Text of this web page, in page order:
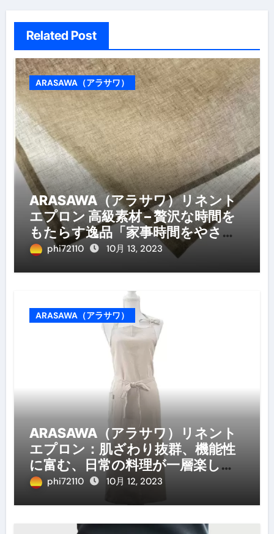
Related Post
ARASAWA（アラサワ）
ARASAWA（アラサワ）リネント
エプロン 高級素材 – 贅沢な時間を
もたらす逸品「家事時間をやさし
さで包み込む」
phi72110 10月 13, 2023
ARASAWA（アラサワ）
ARASAWA（アラサワ）リネント
エプロン：肌ざわり抜群、機能性
に富む、日常の料理が一層楽しく
なる！
phi72110 10月 12, 2023